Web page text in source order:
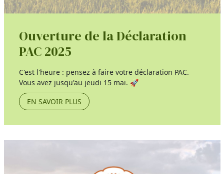
Ouverture de la Déclaration
PAC 2025
C'est l'heure : pensez à faire votre déclaration PAC.
Vous avez jusqu'au jeudi 15 mai. 🚀
EN SAVOIR PLUS